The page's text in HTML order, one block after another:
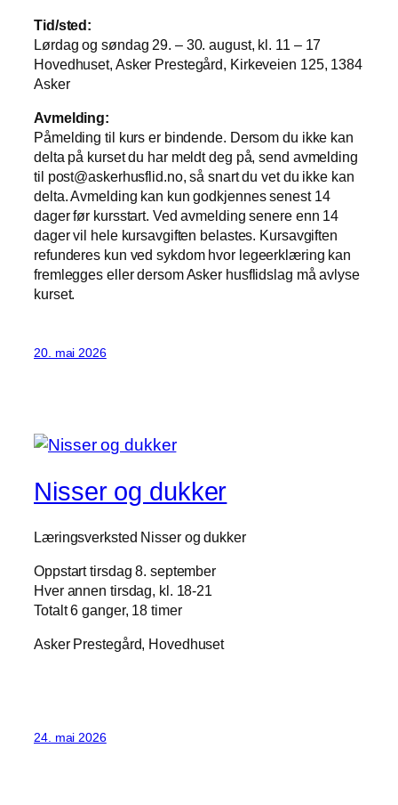
Tid/sted:
Lørdag og søndag 29. – 30. august, kl. 11 – 17
Hovedhuset, Asker Prestegård, Kirkeveien 125, 1384
Asker
Avmelding:
Påmelding til kurs er bindende. Dersom du ikke kan
delta på kurset du har meldt deg på, send avmelding
til post@askerhusflid.no, så snart du vet du ikke kan
delta. Avmelding kan kun godkjennes senest 14
dager før kursstart. Ved avmelding senere enn 14
dager vil hele kursavgiften belastes. Kursavgiften
refunderes kun ved sykdom hvor legeerklæring kan
fremlegges eller dersom Asker husflidslag må avlyse
kurset.
20. mai 2026
Nisser og dukker
Læringsverksted Nisser og dukker
Oppstart tirsdag 8. september
Hver annen tirsdag, kl. 18-21
Totalt 6 ganger, 18 timer
Asker Prestegård, Hovedhuset
24. mai 2026